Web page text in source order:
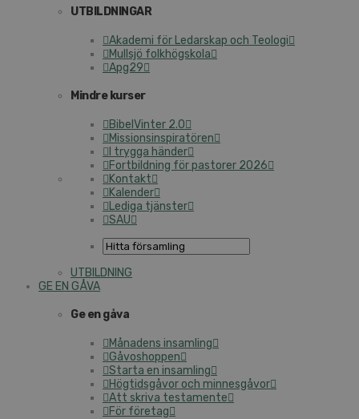
UTBILDNINGAR
Akademi för Ledarskap och Teologi
Mullsjö folkhögskola
Apg29
Mindre kurser
BibelVinter 2.0
Missionsinspiratören
I trygga händer
Fortbildning för pastorer 2026
Kontakt
Kalender
Lediga tjänster
SAU
UTBILDNING
GE EN GÅVA
Ge en gåva
Månadens insamling
Gåvoshoppen
Starta en insamling
Högtidsgåvor och minnesgåvor
Att skriva testamente
För företag